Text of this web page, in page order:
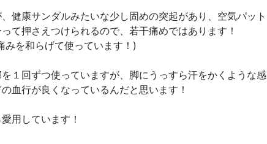
健康サンダルみたいな少し固めの突起があり、空気パット
て押さえつけられるので、若干痛めではあります！
みを和らげて使っています！)
１回ずつ使っていますが、脚にうっすら汗をかくような感
血行が良くなっているんだと思います！
用しています！